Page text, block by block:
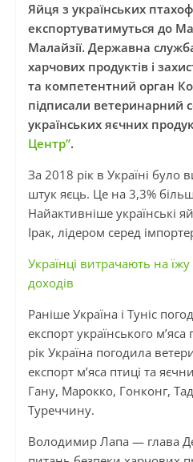
Яйця з українських
експортуватимуться до
Малайзії. Державна
харчових продуктів і
та компетентний орган
підписали ветеринарний
українських яєчних
Центр”.
За 2018 рік в Україні
штук яєць. Це на 3,3%
Найактивніше українські
Ірак, лідером серед
Українці витрачають на
доходів
Раніше Україна і Туніс
експорт українського
рік Україна погодила
експорт м’яса птиці та
Гану, Марокко, Гонконг,
Туреччину.
Володимир Лапа — глава